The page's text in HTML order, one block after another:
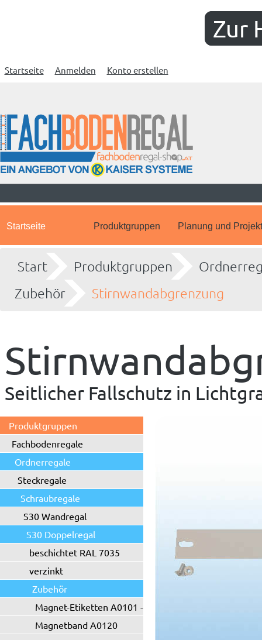
Zur
Startseite Anmelden Konto erstellen
Startseite Produktgruppen Planung und
Start Produktgruppen
Zubehör
Stirnwandabgrenzung
Seitlicher Fallschutz in
Produktgruppen
Fachbodenregale
Ordnerregale
Steckregale
Schraubregale
S30 Wandregal
S30 Doppelregal
beschichtet RAL 7035
verzinkt
Zubehör
Magnet-Etiketten A0101 - A0102
Magnetband A0120